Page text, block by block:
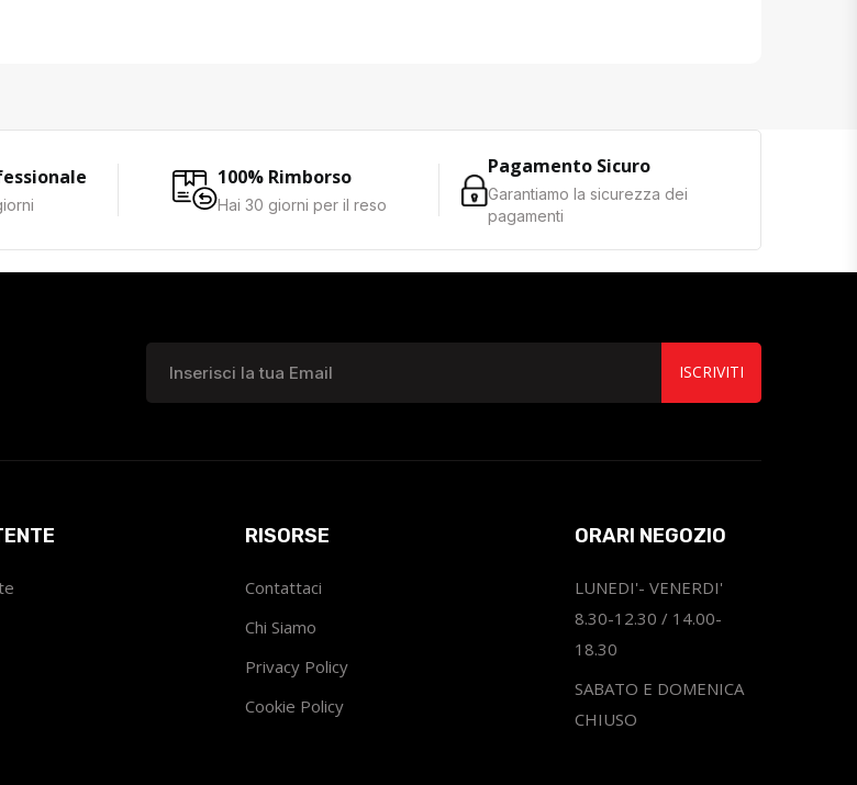
100% Rimborso
Hai 30 giorni per il reso
Pagamento Sicuro
Garantiamo la sicurezza dei
pagamenti
ISCRIVITI
RISORSE
Contattaci
Chi Siamo
Privacy Policy
Cookie Policy
ORARI NEGOZIO
LUNEDI'- VENERDI'
8.30-12.30 / 14.00-
18.30
SABATO E DOMENICA
CHIUSO